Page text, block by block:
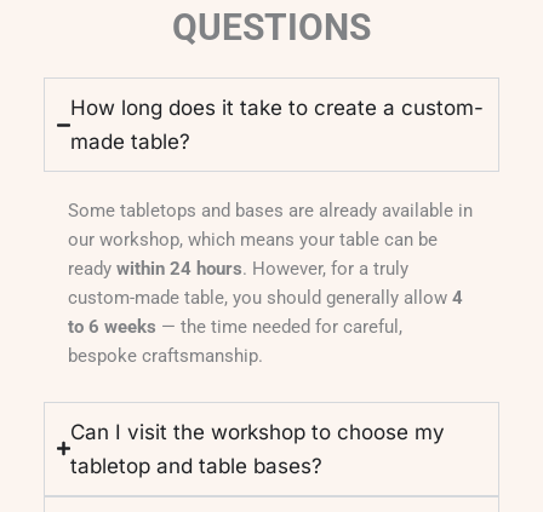
QUESTIONS
How long does it take to create a custom-
made table?
Some tabletops and bases are already available in
our workshop, which means your table can be
ready within 24 hours. However, for a truly
custom-made table, you should generally allow 4
to 6 weeks — the time needed for careful,
bespoke craftsmanship.
Can I visit the workshop to choose my
tabletop and table bases?